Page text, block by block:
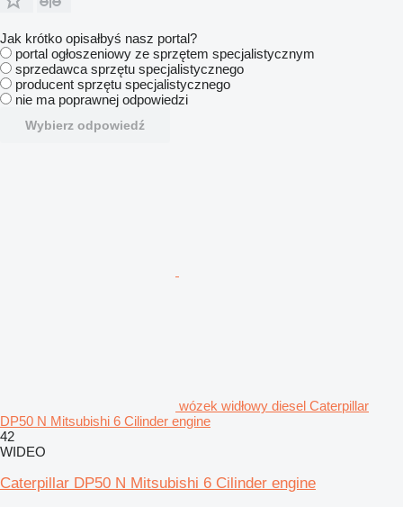
Jak krótko opisałbyś nasz portal?
portal ogłoszeniowy ze sprzętem specjalistycznym
sprzedawca sprzętu specjalistycznego
producent sprzętu specjalistycznego
nie ma poprawnej odpowiedzi
Wybierz odpowiedź
wózek widłowy diesel Caterpillar
DP50 N Mitsubishi 6 Cilinder engine
42
WIDEO
Caterpillar DP50 N Mitsubishi 6 Cilinder engine